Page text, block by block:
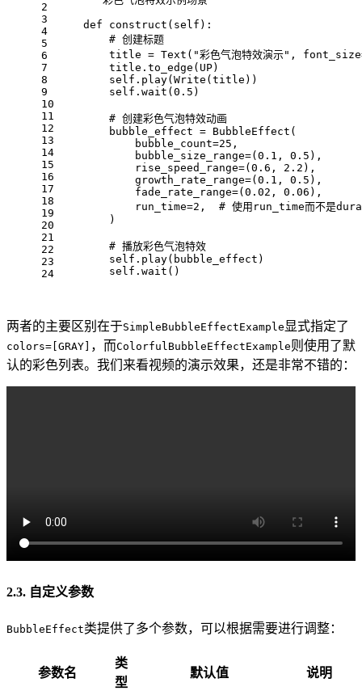
2
3
4
5
6
7
8
9
10
11
12
13
14
15
16
17
18
19
20
21
22
23
24
    def construct(self):
        # 创建标题
title = Text("彩色气泡特效演示",
        title.to_edge(UP)
        self.play(Write(title))
        self.wait(0.5)
        # 创建彩色气泡特效动画
        bubble_effect = BubbleEffect(
            bubble_count=25,
            bubble_size_range=(0.1, 0.5),
            rise_speed_range=(0.6, 2.2),
            growth_rate_range=(0.1, 0.5),
            fade_rate_range=(0.02, 0.06),
run_time=2,  # 使用run_time而不是
        )
        # 播放彩色气泡特效
        self.play(bubble_effect)
        self.wait()
两者的主要区别在于SimpleBubbleEffectExample 显式指定了
colors=[GRAY] ，而ColorfulBubbleEffectExample则使用了默
认的彩色列表。我们来看视频的演示效果，还是非常不错的：
2.3. 自定义参数
BubbleEffect类提供了多个参数，可以根据需要进行调整：
参数名
类
型
默认值 说明